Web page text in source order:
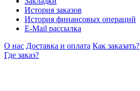
История заказов
История финансовых операций
E-Mail рассылка
О нас Доставка и оплата Как заказать?
Где заказ?